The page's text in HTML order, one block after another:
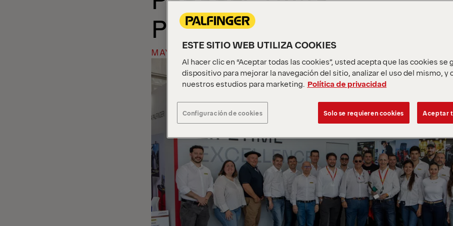
POSITIVAS
MAY 01 2026
ESTE SITIO WEB UTILIZA COOKIES
Al hacer clic en “Aceptar todas las cookies”, usted acepta que las cookies se
dispositivo para mejorar la navegación del sitio, analizar el uso del mismo, y
nuestros estudios para marketing. Política de privacidad
Configuración de cookies Solo se requieren cookies Aceptar